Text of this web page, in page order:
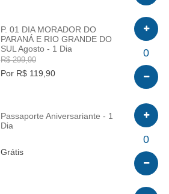
P. 01 DIA MORADOR DO
PARANÁ E RIO GRANDE DO
SUL Agosto - 1 Dia
R$ 299,90
Por R$ 119,90
0
Passaporte Aniversariante - 1
Dia
Grátis
0